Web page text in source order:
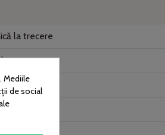
la trecere
Mediile
de social